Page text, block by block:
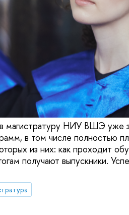
магистратуру НИУ ВШЭ уже
в том числе полностью
из них: как проходит
получают выпускники.